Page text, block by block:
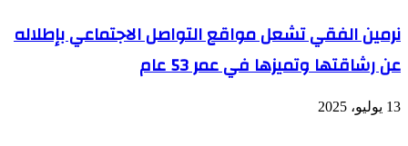
نرمين الفقي تشعل مواقع التواصل الاجتماعي بإطلاله
عن رشاقتها وتميزها في عمر 53 عام
13 يوليو، 2025